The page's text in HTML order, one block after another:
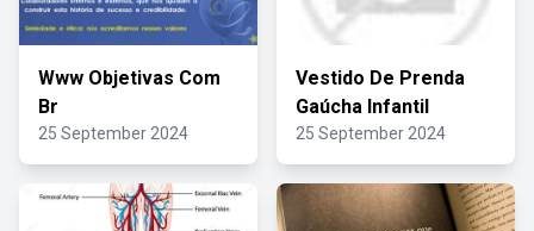
Www Objetivas Com
Br
25 September 2024
Vestido De Prenda
Gaúcha Infantil
25 September 2024